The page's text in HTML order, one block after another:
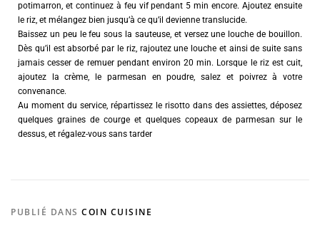
potimarron, et continuez à feu vif pendant 5 min encore. Ajoutez ensuite
le riz, et mélangez bien jusqu’à ce qu’il devienne translucide.
Baissez un peu le feu sous la sauteuse, et versez une louche de bouillon.
Dès qu’il est absorbé par le riz, rajoutez une louche et ainsi de suite sans
jamais cesser de remuer pendant environ 20 min. Lorsque le riz est cuit,
ajoutez la crème, le parmesan en poudre, salez et poivrez à votre
convenance.
Au moment du service, répartissez le risotto dans des assiettes, déposez
quelques graines de courge et quelques copeaux de parmesan sur le
dessus, et régalez-vous sans tarder
PUBLIÉ DANS COIN CUISINE